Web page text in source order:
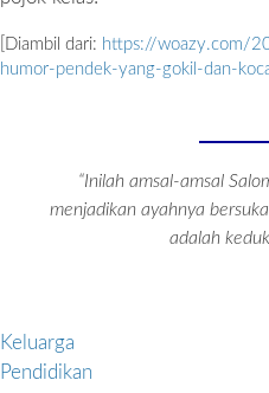
[Diambil dari: https://woazy.com/
humor-pendek-yang-gokil-dan-
“Inilah amsal-amsal
menjadikan ayahnya
adalah
Keluarga
Pendidikan